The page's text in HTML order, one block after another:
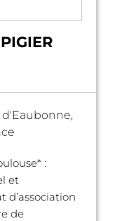
d'Eaubonne,
:
et
d’association
de